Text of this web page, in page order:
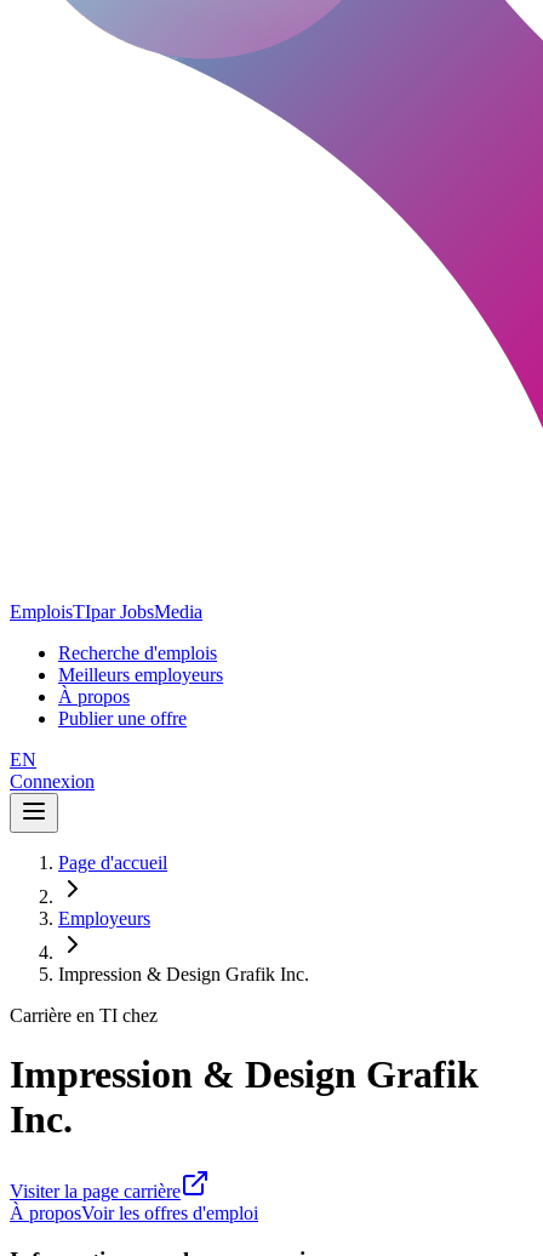
EmploisTIpar JobsMedia
Recherche d'emplois
Meilleurs employeurs
À propos
Publier une offre
EN
Connexion
Page d'accueil
Employeurs
Impression & Design Grafik Inc.
Carrière en TI chez
Impression & Design Grafik
Inc.
Visiter la page carrière
À proposVoir les offres d'emploi